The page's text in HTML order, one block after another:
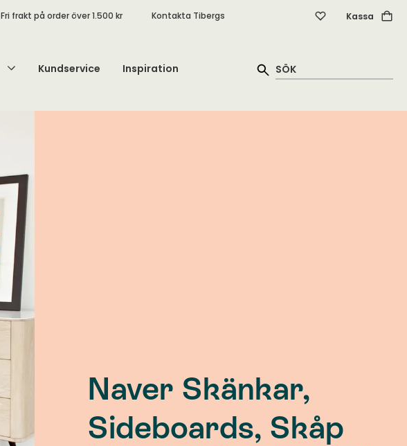
Fri frakt på order över 1.500 kr Kontakta Tibergs Kassa
Kundservice Inspiration
Naver Skänkar,
Sideboards, Skåp